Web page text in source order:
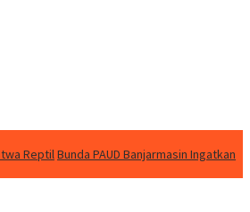
ReptilBunda PAUD Banjarmasin Ingatkan